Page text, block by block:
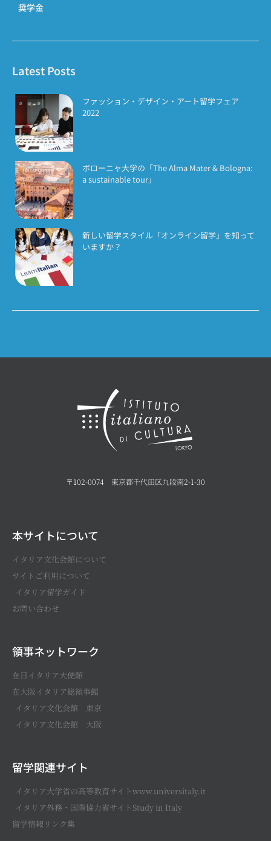
奨学金
Latest Posts
ファッション・デザイン・アート留学フェア
2022
ボローニャ大学の「The Alma Mater & Bologna:
a sustainable tour」
新しい留学スタイル「オンライン留学」を知って
いますか？
〒102-0074 東京都千代田区九段南2-1-30
本サイトについて
イタリア文化会館について
サイトご利用について
イタリア留学ガイド
お問い合わせ
領事ネットワーク
在日イタリア大使館
在大阪イタリア総領事館
イタリア文化会館 東京
イタリア文化会館 大阪
留学関連サイト
イタリア大学省の高等教育サイトwww.universitaly.it
イタリア外務・国際協力省サイトStudy in Italy
留学情報リンク集